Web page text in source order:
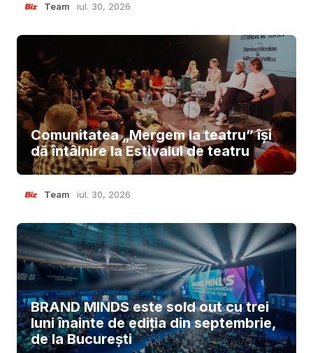
Team iul. 30, 2026
Comunitatea „Mergem la teatru” își
dă întâlnire la Estivalul de teatru
Team iul. 30, 2026
BRAND MINDS este sold out cu trei
luni înainte de ediția din septembrie,
de la București